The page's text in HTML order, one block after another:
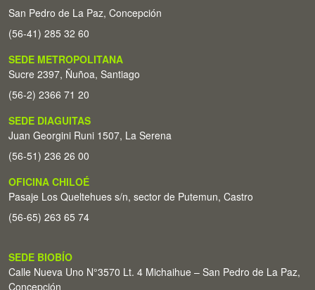
San Pedro de La Paz, Concepción
(56-41) 285 32 60
SEDE METROPOLITANA
Sucre 2397, Ñuñoa, Santiago
(56-2) 2366 71 20
SEDE DIAGUITAS
Juan Georgini Runi 1507, La Serena
(56-51) 236 26 00
OFICINA CHILOÉ
Pasaje Los Queltehues s/n, sector de Putemun, Castro
(56-65) 263 65 74
SEDE BIOBÍO
Calle Nueva Uno N°3570 Lt. 4 Michaihue – San Pedro de La Paz,
Concepción